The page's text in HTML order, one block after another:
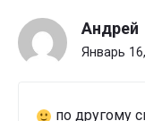
Андрей
Январь
по другому